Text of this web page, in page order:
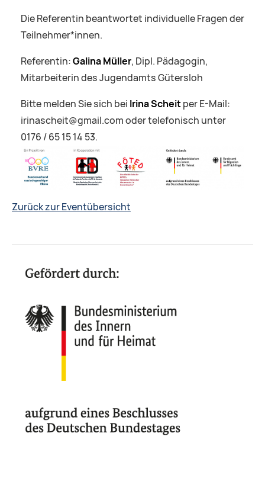
Die Referentin beantwortet individuelle Fragen der
Teilnehmer*innen.
Referentin:Galina Müller, Dipl. Pädagogin,
Mitarbeiterin des Jugendamts Gütersloh
Bitte melden Sie sich bei Irina Scheitper E-Mail:
irinascheit@gmail.com oder telefonisch unter
0176 / 65 15 14 53.
Zurück zur Eventübersicht